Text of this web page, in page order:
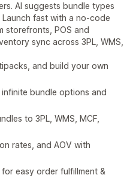
AI suggests bundle types
fast with a no-code
storefronts, POS and
sync across 3PL, WMS,
and build your own
bundle options and
to 3PL, WMS, MCF,
rates, and AOV with
easy order fulfillment &